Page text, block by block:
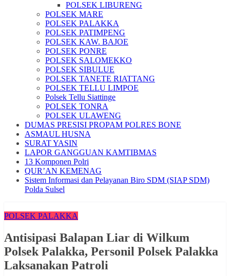
POLSEK LIBURENG
POLSEK MARE
POLSEK PALAKKA
POLSEK PATIMPENG
POLSEK KAW. BAJOE
POLSEK PONRE
POLSEK SALOMEKKO
POLSEK SIBULUE
POLSEK TANETE RIATTANG
POLSEK TELLU LIMPOE
Polsek Tellu Siattinge
POLSEK TONRA
POLSEK ULAWENG
DUMAS PRESISI PROPAM POLRES BONE
ASMAUL HUSNA
SURAT YASIN
LAPOR GANGGUAN KAMTIBMAS
13 Komponen Polri
QUR’AN KEMENAG
Sistem Informasi dan Pelayanan Biro SDM (SIAP SDM)
Polda Sulsel
POLSEK PALAKKA
‎Antisipasi Balapan Liar di Wilkum
Polsek Palakka, Personil Polsek Palakka
Laksanakan Patroli